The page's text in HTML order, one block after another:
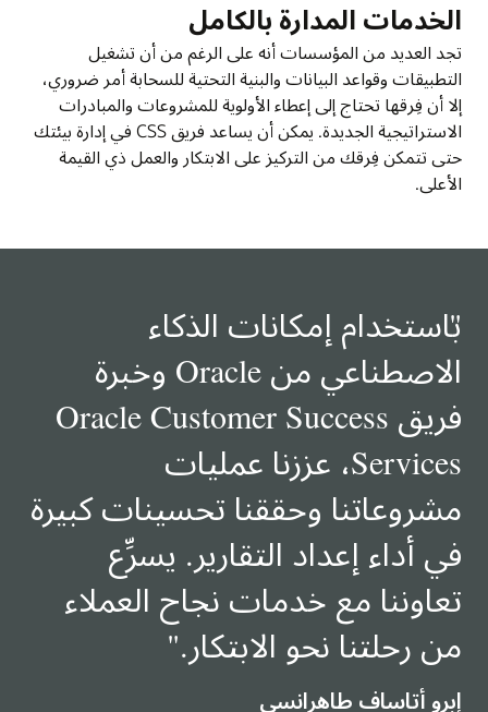
الخدمات المدارة بالكامل
تجد العديد من المؤسسات أنه على الرغم من أن تشغيل
التطبيقات وقواعد البيانات والبنية التحتية للسحابة أمر ضروري،
إلا أن فِرقها تحتاج إلى إعطاء الأولوية للمشروعات والمبادرات
الاستراتيجية الجديدة. يمكن أن يساعد فريق CSS في إدارة بيئتك
حتى تتمكن فِرقك من التركيز على الابتكار والعمل ذي القيمة
الأعلى.
"
باستخدام إمكانات الذكاء
الاصطناعي من Oracle وخبرة
فريق Oracle Customer Success
Services، عززنا عمليات
مشروعاتنا وحققنا تحسينات كبيرة
في أداء إعداد التقارير. يسرِّع
تعاوننا مع خدمات نجاح العملاء
من رحلتنا نحو الابتكار."
إبرو أتاساف طاهرانسي